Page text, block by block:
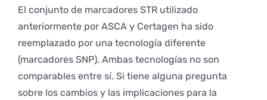
El conjunto de marcadores STR utilizado
anteriormente por ASCA y Certagen ha sido
reemplazado por una tecnología diferente
(marcadores SNP). Ambas tecnologías no son
comparables entre sí. Si tiene alguna pregunta
sobre los cambios y las implicaciones para la